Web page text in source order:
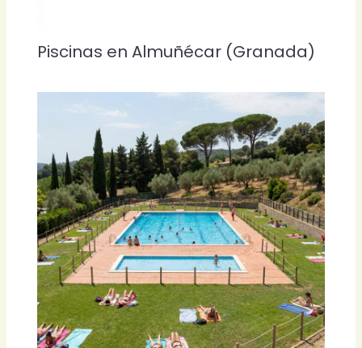
Piscinas en Almuñécar (Granada)